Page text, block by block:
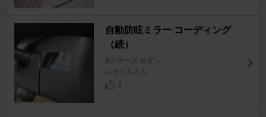
自動防眩ミラー コーディング
（続）
3シリーズ セダン
ぷらとんさん
3